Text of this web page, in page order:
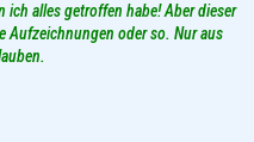
ich alles getroffen habe! Aber dieser
Aufzeichnungen oder so. Nur aus